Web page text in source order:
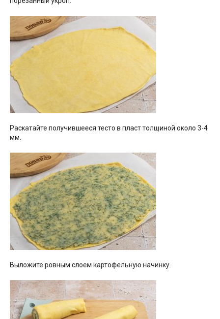
Раскатайте получившееся тесто в пласт толщиной около 3-4
мм.
Выложите ровным слоем картофельную начинку.